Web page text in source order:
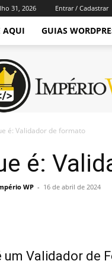
31, 2026 Entrar / Cadastrar
AQUI GUIAS
é: Validador de formato
é:
WP - 16 de abril de 2024
um Validador de